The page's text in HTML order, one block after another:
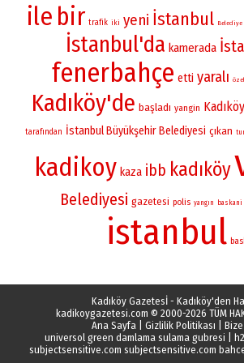
ile bir trafik iki yeni İstanbul Belediye
İstanbul'da kamerada
fenerbahçe etti yaralı özel
Kadıköy'de başladı yangin
tarafından İstanbul Büyükşehir Belediyesi çıkan
kadikoy kaza ibb kadıköy
Belediyesi gazetesi polis yangın baskani
istanbul
Kadıköy Gazetesİ - Kadıköy'den
kadikoygazetesi.com © 2000-2026 TÜM
Ana Sayfa| Gizlilik Politikası
Bize
universol green damlama sulama gubresi
subjectsensitive.com subjectsensitive.com